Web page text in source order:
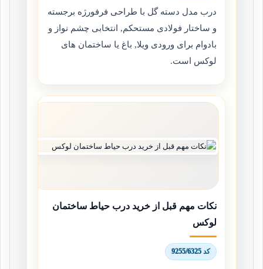
درب مدل دسته گل با طراحی فرفورژه برجسته
و ساختار فولادی مستحکم, انتخابی چشم نواز و
بادوام برای ورودی ویلا, باغ یا ساختمان های
لوکس است.
نکات مهم قبل از خرید درب حیاط ساختمان
لوکس
کد 9255/6325